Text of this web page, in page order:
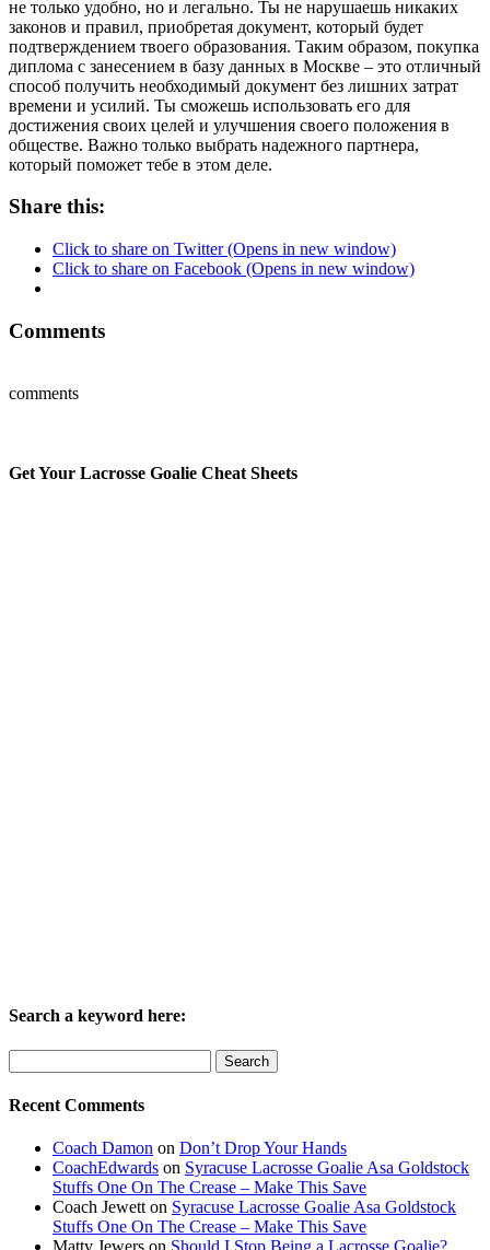
не только удобно, но и легально. Ты не нарушаешь никаких
законов и правил, приобретая документ, который будет
подтверждением твоего образования. Таким образом, покупка
диплома с занесением в базу данных в Москве – это отличный
способ получить необходимый документ без лишних затрат
времени и усилий. Ты сможешь использовать его для
достижения своих целей и улучшения своего положения в
обществе. Важно только выбрать надежного партнера,
который поможет тебе в этом деле.
Share this:
Click to share on Twitter (Opens in new window)
Click to share on Facebook (Opens in new window)
Comments
comments
Get Your Lacrosse Goalie Cheat Sheets
Search a keyword here:
for:
Recent Comments
Coach Damon on Don’t Drop Your Hands
CoachEdwards on Syracuse Lacrosse Goalie Asa Goldstock
Stuffs One On The Crease – Make This Save
Coach Jewett on Syracuse Lacrosse Goalie Asa Goldstock
Stuffs One On The Crease – Make This Save
Matty Jewers on Should I Stop Being a Lacrosse Goalie?